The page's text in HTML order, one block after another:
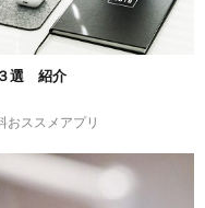
３選 紹介
おススメアプリ